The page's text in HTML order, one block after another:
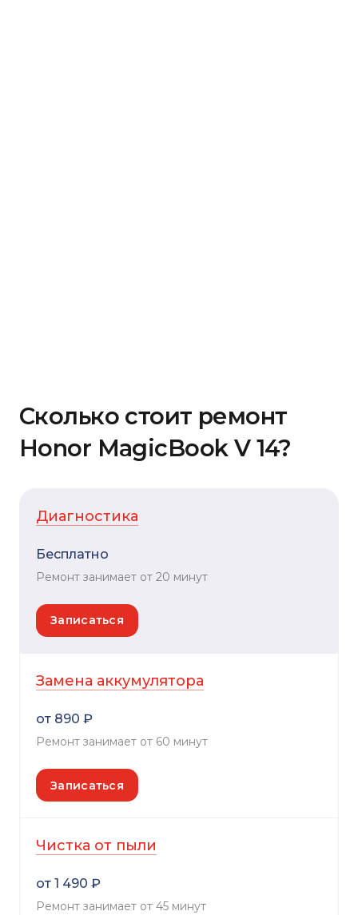
Сколько стоит ремонт
Honor MagicBook V 14?
Диагностика
Бесплатно
Ремонт занимает от 20 минут
Записаться
Замена аккумулятора
от 890 ₽
Ремонт занимает от 60 минут
Записаться
Чистка от пыли
от 1 490 ₽
Ремонт занимает от 45 минут